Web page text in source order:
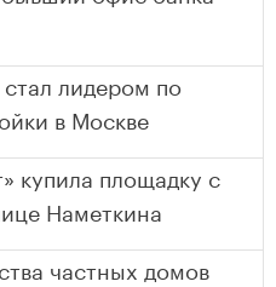
лидером по
в Москве
купила площадку с
Наметкина
частных домов